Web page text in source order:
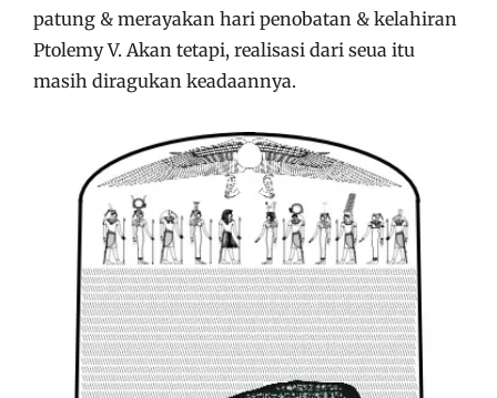
patung & merayakan hari penobatan & kelahiran
Ptolemy V. Akan tetapi, realisasi dari seua itu
masih diragukan keadaannya.